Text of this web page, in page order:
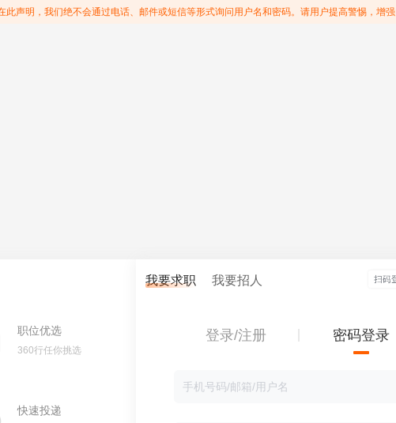
声明，我们绝不会通过电话、邮件或短信等形式询问用户名和密码。请用户提高警惕，增强
职位优选
360行任你挑选
快速投递
我要求职 我要招人
登录/注册 密码登录